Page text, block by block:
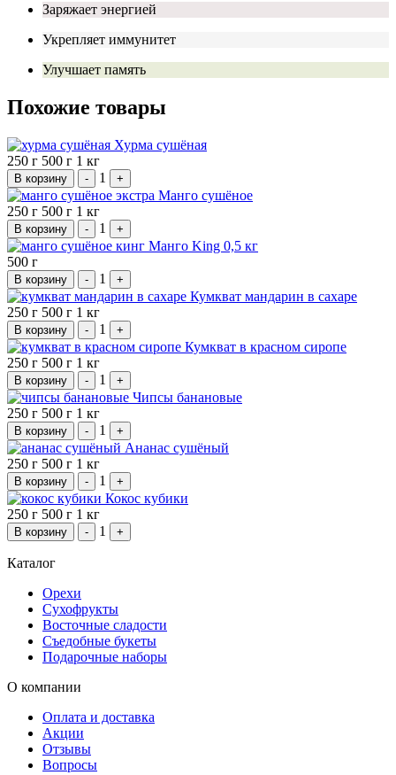
Заряжает энергией
Укрепляет иммунитет
Улучшает память
Похожие товары
Хурма сушёная
250 г 500 г 1 кг
В корзину - 1 +
Манго сушёное
250 г 500 г 1 кг
В корзину - 1 +
Манго King 0,5 кг
500 г
В корзину - 1 +
Кумкват мандарин в сахаре
250 г 500 г 1 кг
В корзину - 1 +
Кумкват в красном сиропе
250 г 500 г 1 кг
В корзину - 1 +
Чипсы банановые
250 г 500 г 1 кг
В корзину - 1 +
Ананас сушёный
250 г 500 г 1 кг
В корзину - 1 +
Кокос кубики
250 г 500 г 1 кг
В корзину - 1 +
Каталог
Орехи
Сухофрукты
Восточные сладости
Съедобные букеты
Подарочные наборы
О компании
Оплата и доставка
Акции
Отзывы
Вопросы